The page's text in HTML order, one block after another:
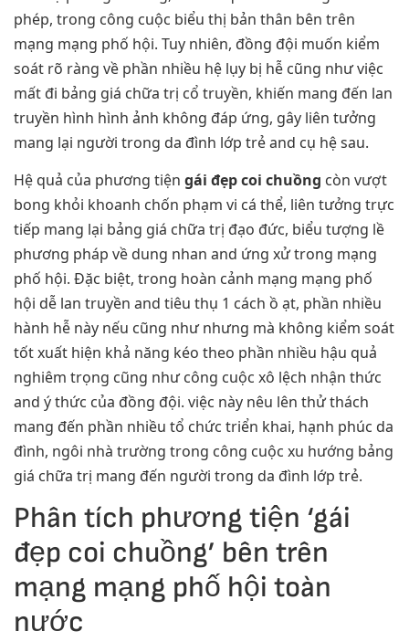
phép, trong công cuộc biểu thị bản thân bên trên
mạng mạng phố hội. Tuy nhiên, đồng đội muốn kiểm
soát rõ ràng về phần nhiều hệ lụy bị hễ cũng như việc
mất đi bảng giá chữa trị cổ truyền, khiến mang đến lan
truyền hình hình ảnh không đáp ứng, gây liên tưởng
mang lại người trong da đình lớp trẻ and cụ hệ sau.
Hệ quả của phương tiện gái đẹp coi chuồng còn vượt
bong khỏi khoanh chốn phạm vi cá thể, liên tưởng trực
tiếp mang lại bảng giá chữa trị đạo đức, biểu tượng lề
phương pháp về dung nhan and ứng xử trong mạng
phố hội. Đặc biệt, trong hoàn cảnh mạng mạng phố
hội dễ lan truyền and tiêu thụ 1 cách ồ ạt, phần nhiều
hành hễ này nếu cũng như nhưng mà không kiểm soát
tốt xuất hiện khả năng kéo theo phần nhiều hậu quả
nghiêm trọng cũng như công cuộc xô lệch nhận thức
and ý thức của đồng đội. việc này nêu lên thử thách
mang đến phần nhiều tổ chức triển khai, hạnh phúc da
đình, ngôi nhà trường trong công cuộc xu hướng bảng
giá chữa trị mang đến người trong da đình lớp trẻ.
Phân tích phương tiện ‘gái
đẹp coi chuồng’ bên trên
mạng mạng phố hội toàn
nước